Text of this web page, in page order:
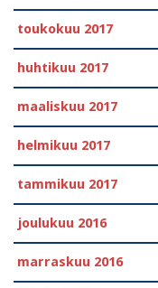
toukokuu 2017
huhtikuu 2017
maaliskuu 2017
helmikuu 2017
tammikuu 2017
joulukuu 2016
marraskuu 2016